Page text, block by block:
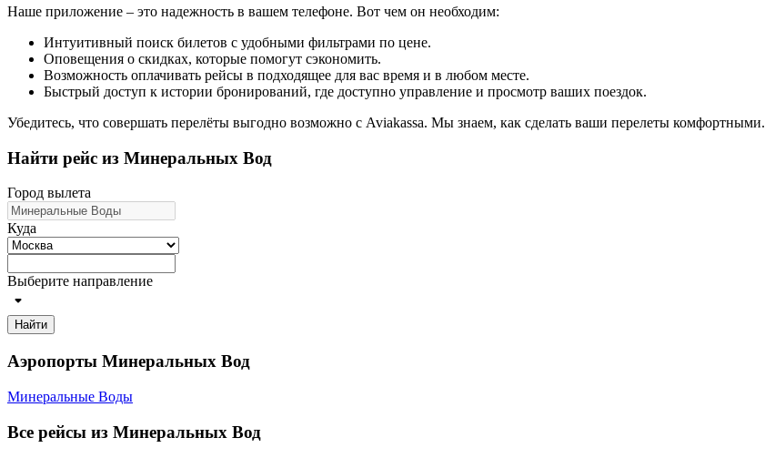
Наше приложение – это надежность в вашем телефоне. Вот чем он необходим:
Интуитивный поиск билетов с удобными фильтрами по цене.
Оповещения о скидках, которые помогут сэкономить.
Возможность оплачивать рейсы в подходящее для вас время и в любом месте.
Быстрый доступ к истории бронирований, где доступно управление и просмотр ваших поездок.
Убедитесь, что совершать перелёты выгодно возможно с Aviakassa. Мы знаем, как сделать ваши перелеты комфортными.
Найти рейс из Минеральных Вод
Город вылета
Куда
Выберите направление
Найти
Аэропорты Минеральных Вод
Минеральные Воды
Все рейсы из Минеральных Вод